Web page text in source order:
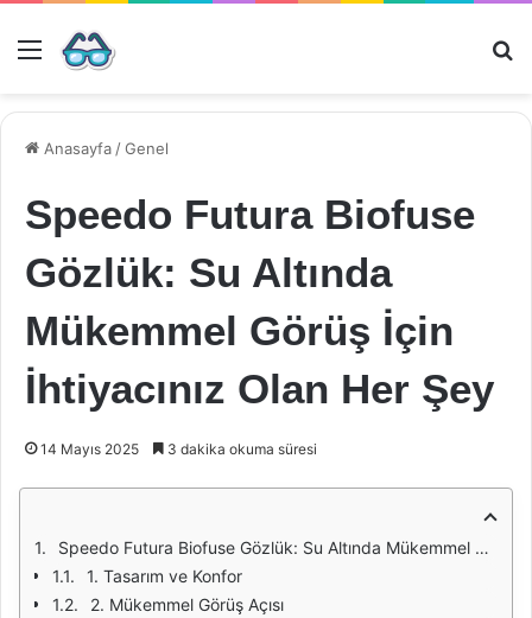
Menü
Anasayfa /Genel
Speedo Futura Biofuse
Gözlük: Su Altında
Mükemmel Görüş İçin
İhtiyacınız Olan Her Şey
14 Mayıs 2025 3 dakika okuma süresi
Speedo Futura Biofuse Gözlük: Su Altında Mükemmel Görüş İçin İhtiyacınız Olan Her Şey
1. Tasarım ve Konfor
2. Mükemmel Görüş Açısı